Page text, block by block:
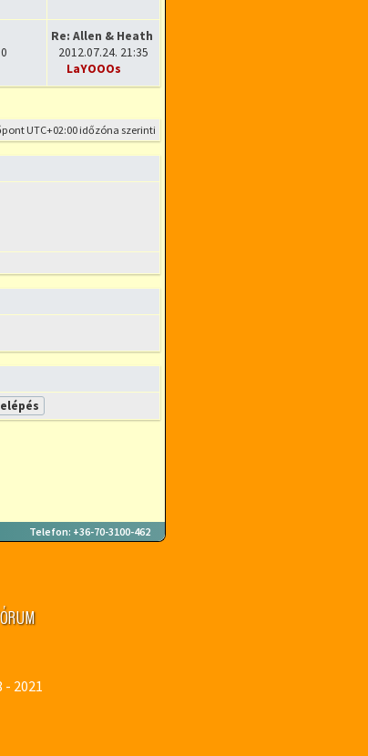
Re: Allen & Heath Xone 3D + f…
2012.07.24. 21:35
LaYOOOs
UTC+02:00 időzóna szerinti
Telefon: +36-70-3100-462
- 2021